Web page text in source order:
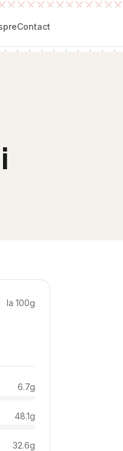
Contact
la 100g
6.7g
48.1g
32.6g